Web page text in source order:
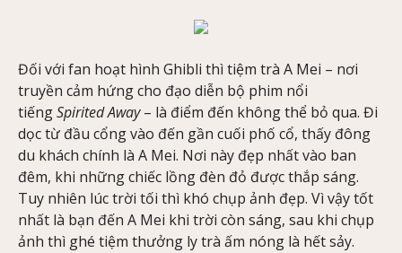
Đối với fan hoạt hình Ghibli thì tiệm trà A Mei – nơi
truyền cảm hứng cho đạo diễn bộ phim nổi
tiếngSpirited Away– là điểm đến không thể bỏ qua. Đi
dọc từ đầu cổng vào đến gần cuối phố cổ, thấy đông
du khách chính là A Mei. Nơi này đẹp nhất vào ban
đêm, khi những chiếc lồng đèn đỏ được thắp sáng.
Tuy nhiên lúc trời tối thì khó chụp ảnh đẹp. Vì vậy tốt
nhất là bạn đến A Mei khi trời còn sáng, sau khi chụp
ảnh thì ghé tiệm thưởng ly trà ấm nóng là hết sảy.